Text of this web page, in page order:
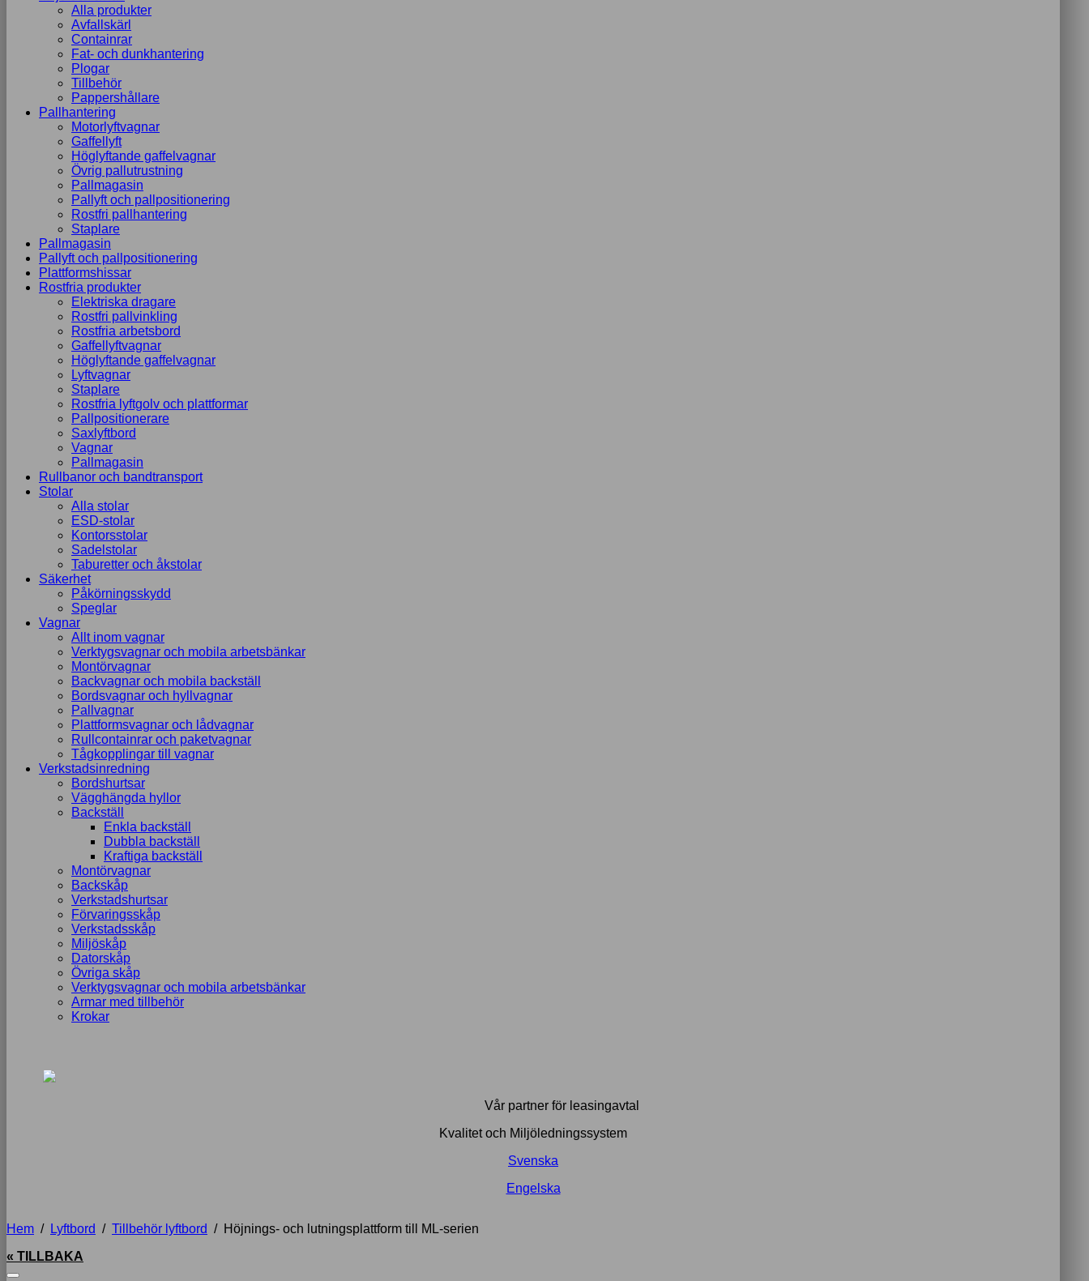
Alla produkter
Avfallskärl
Containrar
Fat- och dunkhantering
Plogar
Tillbehör
Pappershållare
Pallhantering
Motorlyftvagnar
Gaffellyft
Höglyftande gaffelvagnar
Övrig pallutrustning
Pallmagasin
Pallyft och pallpositionering
Rostfri pallhantering
Staplare
Pallmagasin
Pallyft och pallpositionering
Plattformshissar
Rostfria produkter
Elektriska dragare
Rostfri pallvinkling
Rostfria arbetsbord
Gaffellyftvagnar
Höglyftande gaffelvagnar
Lyftvagnar
Staplare
Rostfria lyftgolv och plattformar
Pallpositionerare
Saxlyftbord
Vagnar
Pallmagasin
Rullbanor och bandtransport
Stolar
Alla stolar
ESD-stolar
Kontorsstolar
Sadelstolar
Taburetter och åkstolar
Säkerhet
Påkörningsskydd
Speglar
Vagnar
Allt inom vagnar
Verktygsvagnar och mobila arbetsbänkar
Montörvagnar
Backvagnar och mobila backställ
Bordsvagnar och hyllvagnar
Pallvagnar
Plattformsvagnar och lådvagnar
Rullcontainrar och paketvagnar
Tågkopplingar till vagnar
Verkstadsinredning
Bordshurtsar
Vägghängda hyllor
Backställ
Enkla backställ
Dubbla backställ
Kraftiga backställ
Montörvagnar
Backskåp
Verkstadshurtsar
Förvaringsskåp
Verkstadsskåp
Miljöskåp
Datorskåp
Övriga skåp
Verktygsvagnar och mobila arbetsbänkar
Armar med tillbehör
Krokar
Vår partner för leasingavtal
Kvalitet och Miljöledningssystem
Svenska
Engelska
Hem / Lyftbord / Tillbehör lyftbord / Höjnings- och lutningsplattform till ML-serien
« TILLBAKA